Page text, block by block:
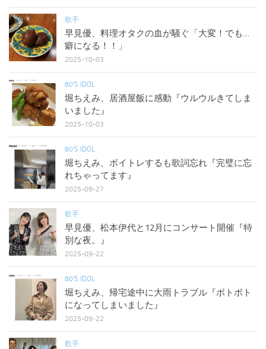
歌手
早見優、料理オタクの血が騒ぐ「大変！でも…
癖になる！！」
2025-10-03
80'S IDOL
堀ちえみ、居酒屋飯に感動『ウルウルきてしま
いました』
2025-10-03
80'S IDOL
堀ちえみ、ボイトレするも歌詞忘れ『完璧に忘
れちゃってます』
2025-09-27
歌手
早見優、松本伊代と12月にコンサート開催『特
別な夜。』
2025-09-22
80'S IDOL
堀ちえみ、帰宅途中に大雨トラブル『ボトボト
になってしまいました』
2025-09-22
歌手